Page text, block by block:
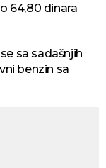
64,80 dinara
sa sadašnjih
benzin sa